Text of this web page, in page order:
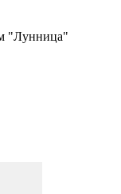
"Лунница"